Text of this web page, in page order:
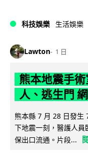
科技娛樂 生活娛樂
Lawton 1 日
熊本地震手
人、逃生門
熊本縣 7 月 28 日發生
下地震一刻，醫護人員
保出口流通。片段...